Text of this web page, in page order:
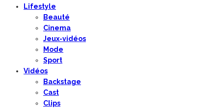
Lifestyle
Beauté
Cinema
Jeux-vidéos
Mode
Sport
Vidéos
Backstage
Cast
Clips